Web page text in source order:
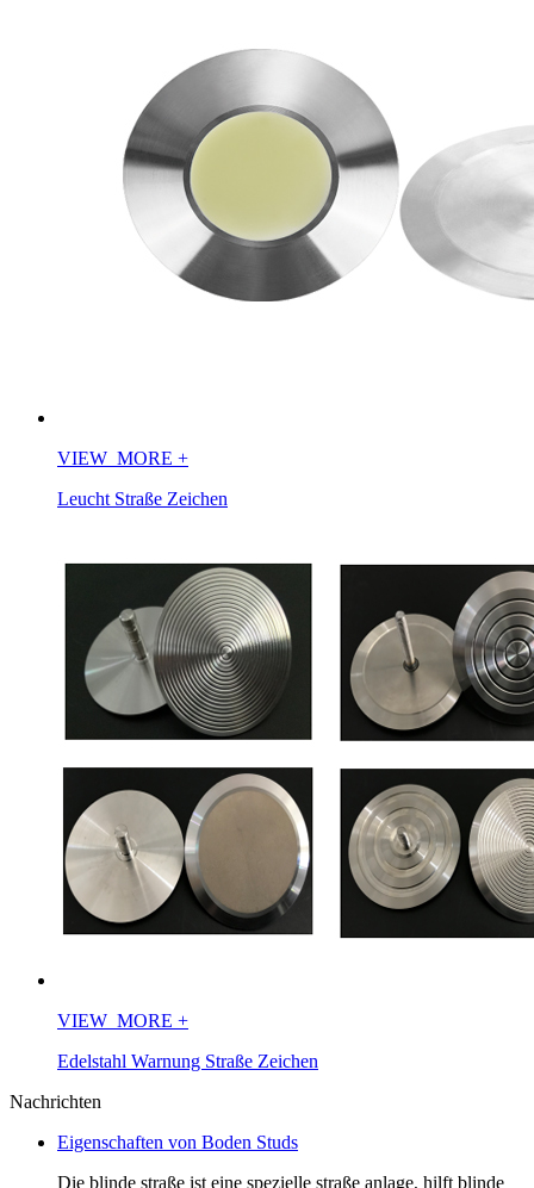
VIEW_MORE +
Leucht Straße Zeichen
VIEW_MORE +
Edelstahl Warnung Straße Zeichen
Nachrichten
Eigenschaften von Boden Studs
Die blinde straße ist eine spezielle straße anlage, hilft blinde